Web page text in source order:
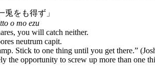
兎をも得ず」
o mo ezu
you will catch neither.
neutrum capit.
Stick to one thing until you get there.”
the opportunity to screw up more than one